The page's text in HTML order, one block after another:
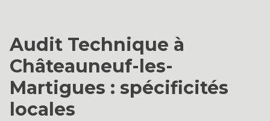
Audit Technique à
Châteauneuf-les-
Martigues : spécificités
locales